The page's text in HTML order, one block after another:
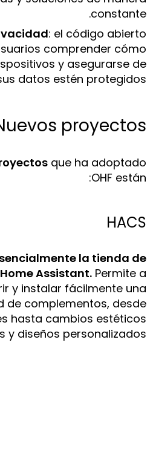
constante.
: el código abierto
comprender cómo
y asegurarse de
datos estén protegidos.
proyectos
que ha adoptado
OHF están:
HACS
la tienda de
Assistant.Permite a
y instalar fácilmente una
de complementos, desde
hasta cambios estéticos
y diseños personalizados.